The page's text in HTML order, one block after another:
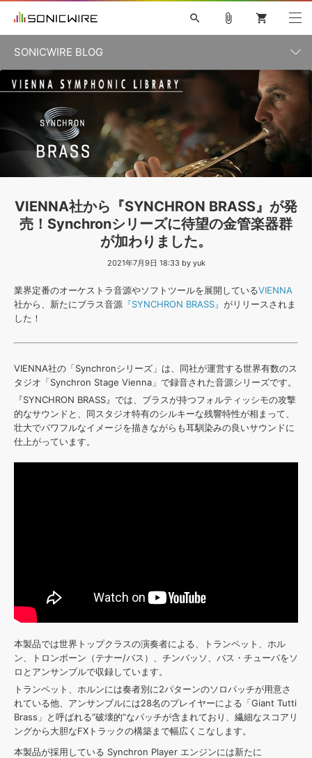
ソフト音源 »
プラグイン・エフェクト »
ソフトウェア／ツール »
効果音 »
キャンペーン »
ニュースレター »
製品サポート情報 »
FAQ » 楽曲配信流通サービス
次世代型 ボーカル・エディタ
APS 映像のBGM・セリフを音声分離
SLS
search
初音ミク V4X 鏡音リン・レン V4X
巡音ルカ V4X
ボーカル抜き出し
MEIKO V3
MASSIVE
SYLENTH1
VOCALOID VIENNA
ライセンスフリーBGM
TOONTRACK
サンプルパックを試そう
MUTANT
シネマティック音源特集
EZdrummer2
KOTO NATION
ソフト音源 プラグイン・エフェクト サンプルパック
ソフトウェア／ツール DAW 効果音
attach_file shopping_cart
SONICWIRE BLOG
カテゴリ一覧
記事一覧
VIENNA社から『SYNCHRON BRASS』が発
売！Synchronシリーズに待望の金管楽器群
が加わりました。
2021年7月9日 18:33 by yuk
業界定番のオーケストラ音源やソフトツールを展開しているVIENNA
社から、新たにブラス音源 『SYNCHRON BRASS』 がリリースされま
した！
VIENNA社の「Synchronシリーズ」は、同社が運営する世界有数のス
タジオ「Synchron Stage Vienna」で録音された音源シリーズです。
『SYNCHRON BRASS』では、ブラスが持つフォルティッシモの攻撃
的なサウンドと、同スタジオ特有のシルキーな残響特性が相まって、
壮大でパワフルなイメージを描きながらも耳馴染みの良いサウンドに
仕上がっています。
本製品では世界トップクラスの演奏者による、トランペット、ホル
ン、トロンボーン（テナー/バス）、チンバッソ、バス・チューバをソ
ロとアンサンブルで収録しています。
トランペット、ホルンには奏者別に2パターンのソロパッチが用意さ
れている他、アンサンブルには28名のプレイヤーによる「Giant Tutti
Brass」と呼ばれる“破壊的”なパッチが含まれており、繊細なスコアリ
ングから大胆なFXトラックの構築まで幅広くこなします。
本製品が採用している Synchron Player エンジンには新たに